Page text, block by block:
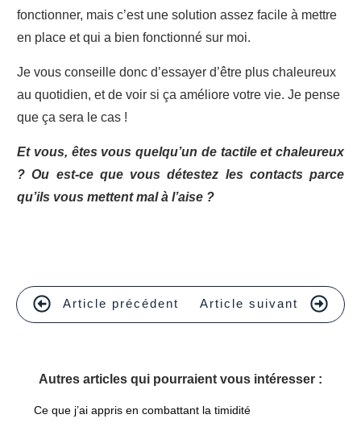
fonctionner, mais c’est une solution assez facile à mettre
en place et qui a bien fonctionné sur moi.
Je vous conseille donc d’essayer d’être plus chaleureux
au quotidien, et de voir si ça améliore votre vie. Je pense
que ça sera le cas !
Et vous, êtes vous quelqu’un de tactile et chaleureux
? Ou est-ce que vous détestez les contacts parce
qu’ils vous mettent mal à l’aise ?
Article précédent Article suivant
Autres articles qui pourraient vous intéresser :
Ce que j’ai appris en combattant la timidité